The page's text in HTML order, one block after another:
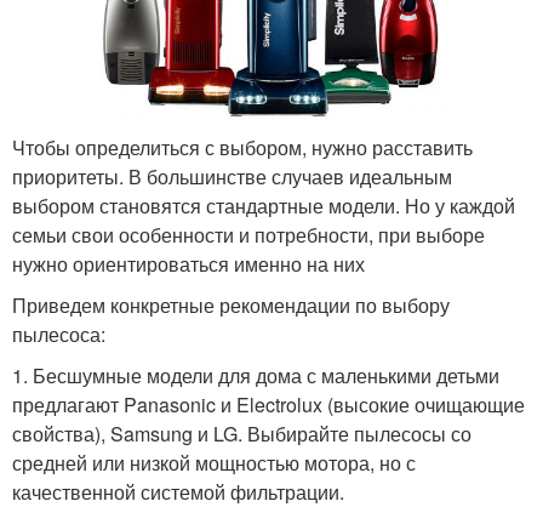
Чтобы определиться с выбором, нужно расставить
приоритеты. В большинстве случаев идеальным
выбором становятся стандартные модели. Но у каждой
семьи свои особенности и потребности, при выборе
нужно ориентироваться именно на них
Приведем конкретные рекомендации по выбору
пылесоса:
1. Бесшумные модели для дома с маленькими детьми
предлагают Panasonic и Electrolux (высокие очищающие
свойства), Samsung и LG. Выбирайте пылесосы со
средней или низкой мощностью мотора, но с
качественной системой фильтрации.